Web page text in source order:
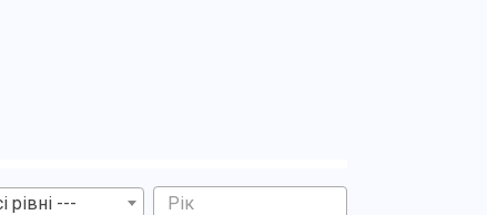
рівні ---